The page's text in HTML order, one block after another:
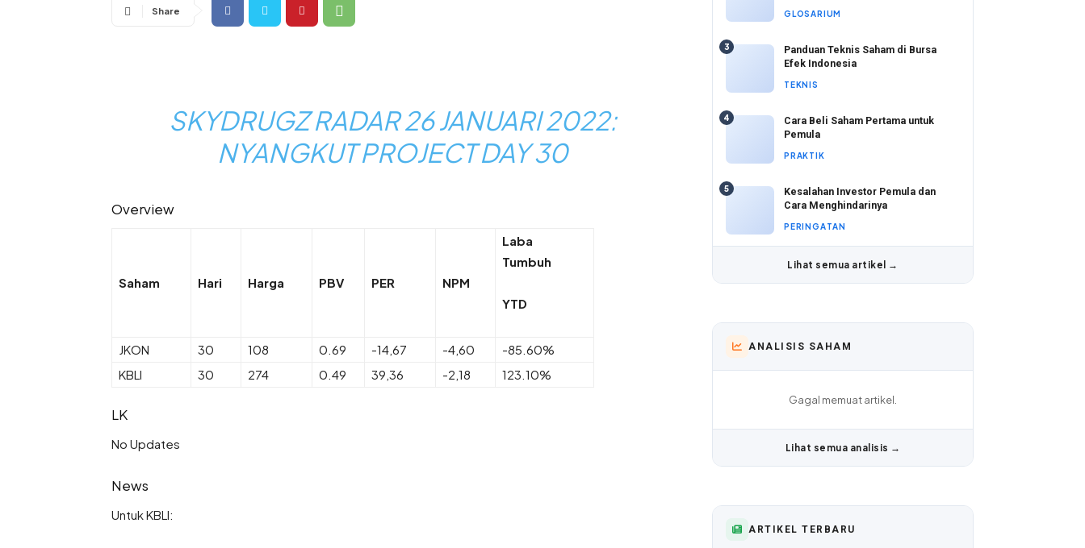
Share
SKYDRUGZ RADAR 26 JANUARI 2022:
NYANGKUT PROJECT DAY 30
Overview
Saham Hari Harga PBV PER NPM
Laba
Tumbuh
YTD
JKON 30 108 0.69 -14,67 -4,60
-85.60%
KBLI
30 274 0.49 39,36 -2,18 123.10%
LK
No Updates
News
Untuk KBLI:
GLOSARIUM
3
Panduan Teknis Saham di Bursa
Efek Indonesia
TEKNIS
4
Cara Beli Saham Pertama untuk
Pemula
PRAKTIK
5
Kesalahan Investor Pemula dan
Cara Menghindarinya
PERINGATAN
Lihat semua artikel →
ANALISIS SAHAM
Gagal memuat artikel.
Lihat semua analisis →
ARTIKEL TERBARU